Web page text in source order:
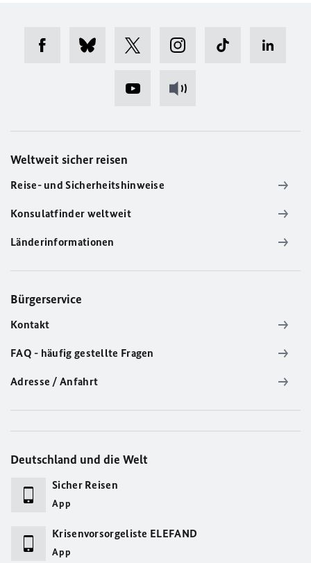
Weltweit sicher reisen
Reise- und Sicherheitshinweise
Konsulatfinder weltweit
Länderinformationen
Bürgerservice
Kontakt
FAQ - häufig gestellte Fragen
Adresse / Anfahrt
Deutschland und die Welt
Sicher Reisen
App
Krisenvorsorgeliste ELEFAND
App